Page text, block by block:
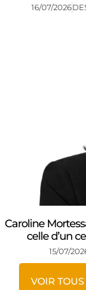
16/07/2026
Caroline
celle d’un
15/07/
VOIR